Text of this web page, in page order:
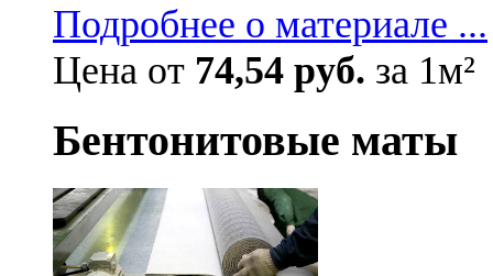
Подробнее о материале ...
Цена от 74,54 руб. за 1м²
Бентонитовые маты